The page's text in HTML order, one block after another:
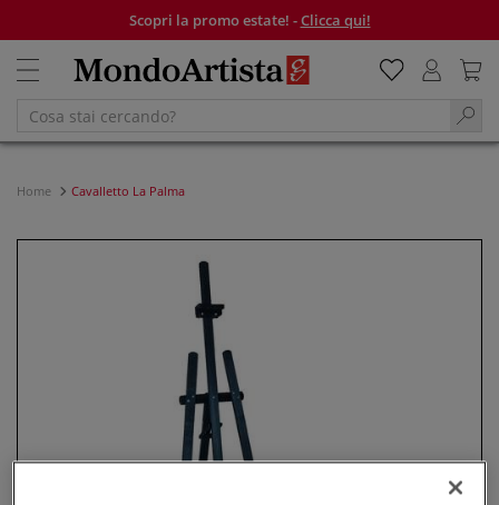
Scopri la promo estate! -Clicca qui!
Home Cavalletto La Palma